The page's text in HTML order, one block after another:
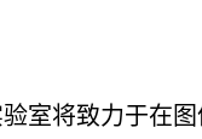
室将致力于在